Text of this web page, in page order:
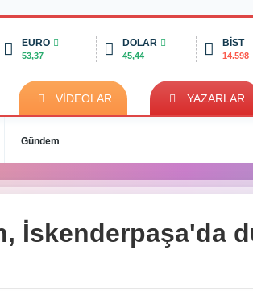
EURO
53,37
DOLAR
45,44
BİST
14.598
VİDEOLAR YAZARLAR
Gündem
İskenderpaşa'da